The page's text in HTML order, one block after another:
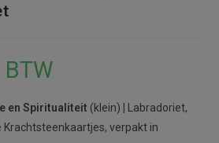
en Spiritualiteit (klein)
Labradoriet,
verpakt in